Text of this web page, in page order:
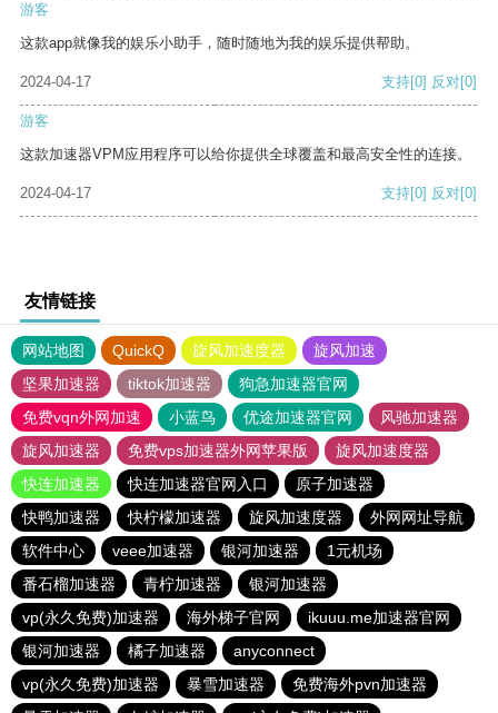
游客
这款app就像我的娱乐小助手，随时随地为我的娱乐提供帮助。
2024-04-17 支持[0] 反对[0]
游客
这款加速器VPM应用程序可以给你提供全球覆盖和最高安全性的连接。
2024-04-17 支持[0] 反对[0]
友情链接
网站地图 QuickQ 旋风加速度器
旋风加速
坚果加速器
tiktok加速器
狗急加速器官网
免费vqn外网加速
小蓝鸟 优途加速器官网
风驰加速器
旋风加速器
免费vps加速器外网苹果版
旋风加速度器
快连加速器
快连加速器官网入口
原子加速器
快鸭加速器
快柠檬加速器 旋风加速度器
外网网址导航
软件中心
veee加速器 银河加速器
1元机场
番石榴加速器
青柠加速器
银河加速器
vp(永久免费)加速器
海外梯子官网
ikuuu.me加速器官网
银河加速器
橘子加速器
anyconnect
vp(永久免费)加速器
暴雪加速器
免费海外pvn加速器